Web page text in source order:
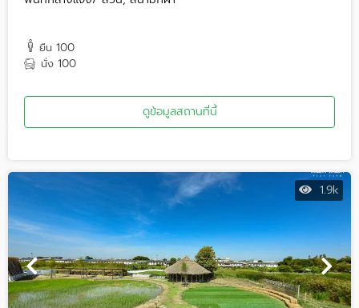
ยืน 100
นั่ง 100
ดูข้อมูลสถานที่นี้
1.9k